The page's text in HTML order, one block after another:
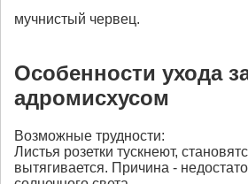
мучнистый червец.
Особенности ухода
адромисхусом
Возможные трудности:
Листья розетки тускнеют,
вытягивается. Причина -